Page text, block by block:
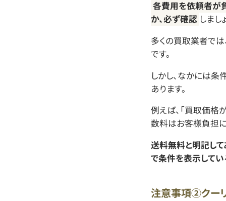
各費用を依頼者が
か、必ず確認 しまし
多くの買取業者で
です。
しかし、なかには
あります。
例えば、「買取価
数料はお客様負担に
送料無料と明記し
で条件を表示して
注意事項➁クー